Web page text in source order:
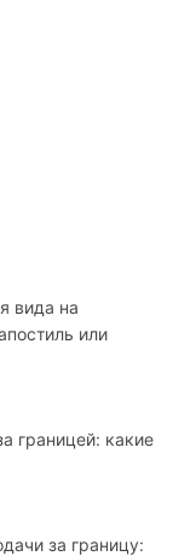
вида на
или
границей: какие
за границу: